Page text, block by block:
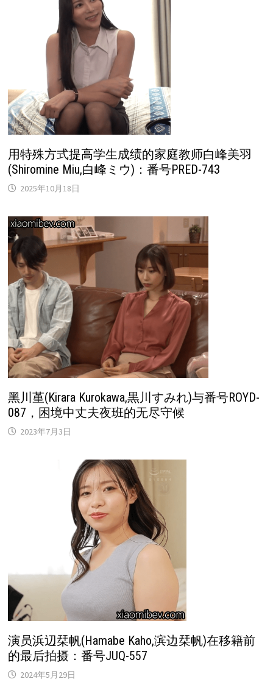
用特殊方式提高学生成绩的家庭教师白峰美羽
(Shiromine Miu,白峰ミウ)：番号PRED-743
2025年10月18日
黑川堇(Kirara Kurokawa,黒川すみれ)与番号ROYD-
087，困境中丈夫夜班的无尽守候
2023年7月3日
演员浜辺栞帆(Hamabe Kaho,滨边栞帆)在移籍前
的最后拍摄：番号JUQ-557
2024年5月29日